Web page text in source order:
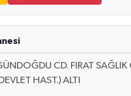
CD. FIRAT
HAST.) ALTI